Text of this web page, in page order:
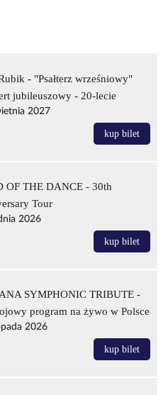
- "Psałterz wrześniowy"
jubileuszowy - 20-lecie
2027
kup bilet
OF THE DANCE - 30th
Tour
2026
kup bilet
SYMPHONIC TRIBUTE -
program na żywo w Polsce
2026
kup bilet